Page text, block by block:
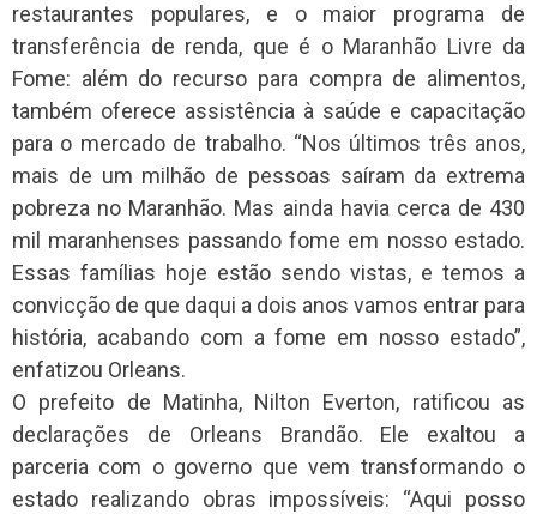
restaurantes populares, e o maior programa de
transferência de renda, que é o Maranhão Livre da
Fome: além do recurso para compra de alimentos,
também oferece assistência à saúde e capacitação
para o mercado de trabalho. “Nos últimos três anos,
mais de um milhão de pessoas saíram da extrema
pobreza no Maranhão. Mas ainda havia cerca de 430
mil maranhenses passando fome em nosso estado.
Essas famílias hoje estão sendo vistas, e temos a
convicção de que daqui a dois anos vamos entrar para
história, acabando com a fome em nosso estado”,
enfatizou Orleans.
O prefeito de Matinha, Nilton Everton, ratificou as
declarações de Orleans Brandão. Ele exaltou a
parceria com o governo que vem transformando o
estado realizando obras impossíveis: “Aqui posso